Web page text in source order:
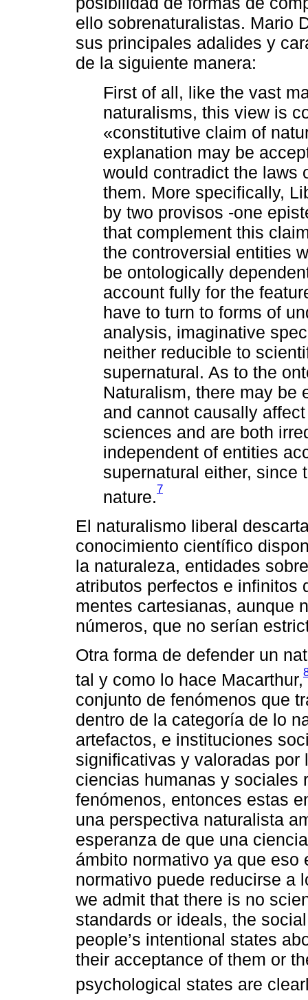
ello sobrenaturalistas. Mario
sus principales adalides y
de la siguiente manera:
First of all, like the vast
naturalisms, this view is
«constitutive claim of
explanation may be
would contradict the laws
them. More specifically,
by two provisos -one
that complement this
the controversial entities
be ontologically
account fully for the
have to turn to forms of
analysis, imaginative
neither reducible to
supernatural. As to the
Naturalism, there may be
and cannot causally
sciences and are both
independent of entities
supernatural either, since
nature.7
El naturalismo liberal
conocimiento científico
la naturaleza, entidades
atributos perfectos e infinitos
mentes cartesianas, aunque
números, que no serían
Otra forma de defender un
tal y como lo hace Macarthur,
conjunto de fenómenos que
dentro de la categoría de lo
artefactos, e instituciones
significativas y valoradas
ciencias humanas y sociales
fenómenos, entonces estas
una perspectiva naturalista
esperanza de que una
ámbito normativo ya que
normativo puede reducirse a
we admit that there is no
standards or ideals, the
people’s intentional states
their acceptance of them or
psychological states are